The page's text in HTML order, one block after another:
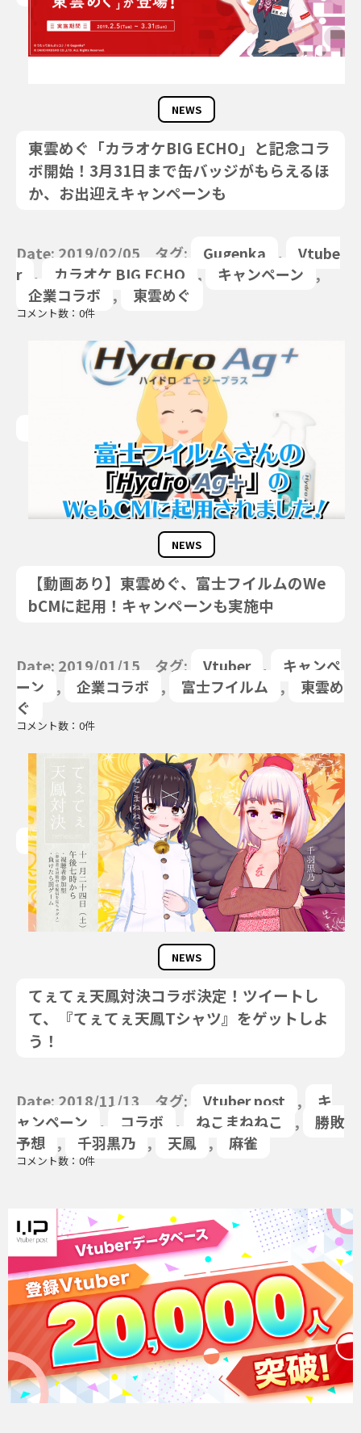
NEWS
東雲めぐ「カラオケBIG ECHO」と記念コラ
ボ開始！3月31日まで缶バッジがもらえるほ
か、お出迎えキャンペーンも
Date: 2019/02/05 タグ: Gugenka ,
Vtube
r
, カラオケ BIG ECHO , キャンペーン
,
企業コラボ
, 東雲めぐ
コメント数：0件
NEWS
【動画あり】東雲めぐ、富士フイルムのWe
bCMに起用！キャンペーンも実施中
Date: 2019/01/15 タグ: Vtuber ,
キャンペ
ーン
, 企業コラボ , 富士フイルム ,
東雲め
ぐ
コメント数：0件
NEWS
てぇてぇ天鳳対決コラボ決定！ツイートし
て、『てぇてぇ天鳳Tシャツ』をゲットしよ
う！
Date: 2018/11/13 タグ: Vtuber post ,
キ
ャンペーン
, コラボ , ねこまねねこ ,
勝敗
予想
, 千羽黒乃 , 天鳳 , 麻雀
コメント数：0件